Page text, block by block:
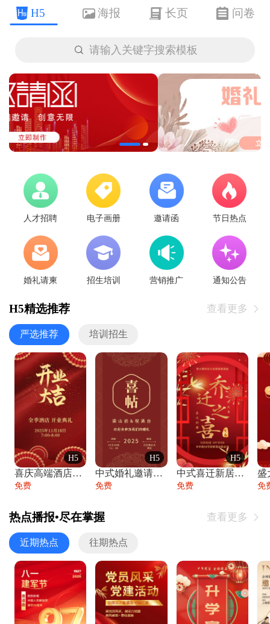
H5 海报 长页 问卷
 请输入关键字搜索模板
人才招聘 电子画册 邀请函 节日热点
婚礼请柬 招生培训 营销推广 通知公告
H5精选推荐 查看更多 
严选推荐 培训招生
H5
喜庆高端酒店开业大吉邀请函
免费
H5
中式婚礼邀请函中国风传统复古婚礼请柬请帖
免费
H5
中式喜迁新居乔迁之喜邀请函宴会请帖
免费 免
热点播报•尽在掌握 查看更多 
近期热点 往期热点